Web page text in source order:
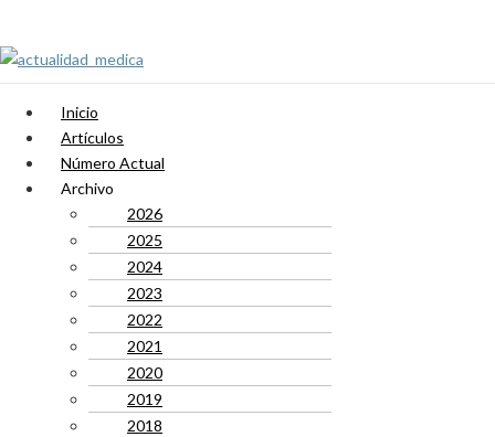
Inicio
Artículos
Número Actual
Archivo
2026
2025
2024
2023
2022
2021
2020
2019
2018